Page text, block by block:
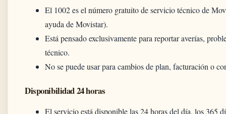
El 1002 es el número gratuito de servicio técnico de
ayuda de Movistar).
Está pensado exclusivamente para reportar averías,
técnico.
No se puede usar para cambios de plan, facturación o
Disponibilidad 24 horas
El servicio está disponible las 24 horas del día, los 365